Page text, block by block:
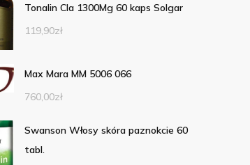
Tonalin Cla 1300Mg 60 kaps Solgar
119,90zł
Max Mara MM 5006 066
760,00zł
Swanson Włosy skóra paznokcie 60
tabl.